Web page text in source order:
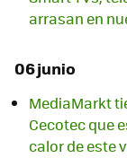
arrasan en
06 junio
MediaMarkt
Cecotec que
calor de este